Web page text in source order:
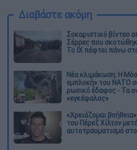
Διαβάστε ακόμη
Σοκαριστικό βίντεο
Σέρρες που
Το ΙΧ πέφτει πάνω
Νέα κλιμάκωση: Η
εμπλοκή» του ΝΑΤΟ
ρωσικό έδαφος - Τα
«εγκέφαλος»
«Χρειάζομαι
του Πέρεζ Χίλτον
αυτοτραυματισμό